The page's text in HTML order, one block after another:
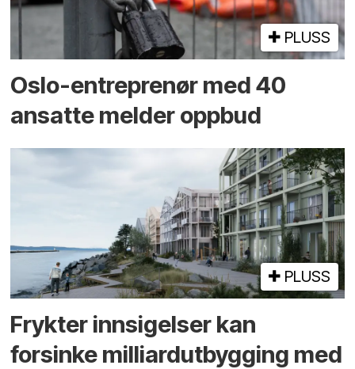
PLUSS
Oslo-entreprenør med 40
ansatte melder oppbud
PLUSS
Frykter innsigelser kan
forsinke milliard­utbygging med